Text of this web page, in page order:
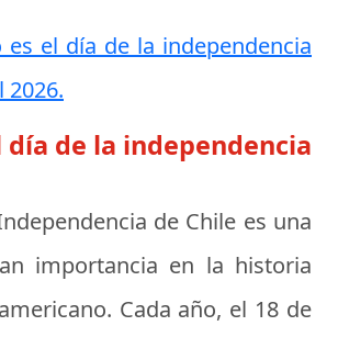
es el día de la independencia
2026.
día de la independencia
de Chile es una
importancia en la historia
Cada año, el 18 de